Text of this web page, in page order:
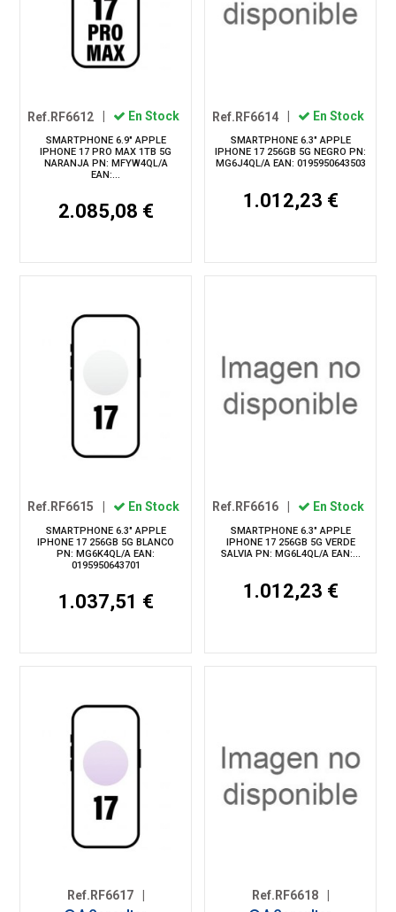
Ref.RF6612 En Stock
SMARTPHONE 6.9" APPLE
IPHONE 17 PRO MAX 1TB 5G
NARANJA PN: MFYW4QL/A
EAN:...
2.085,08 €
Ref.RF6614 En Stock
SMARTPHONE 6.3" APPLE
IPHONE 17 256GB 5G NEGRO PN:
MG6J4QL/A EAN: 0195950643503
1.012,23 €
Ref.RF6615 En Stock
SMARTPHONE 6.3" APPLE
IPHONE 17 256GB 5G BLANCO
PN: MG6K4QL/A EAN:
0195950643701
1.037,51 €
Ref.RF6616 En Stock
SMARTPHONE 6.3" APPLE
IPHONE 17 256GB 5G VERDE
SALVIA PN: MG6L4QL/A EAN:...
1.012,23 €
Ref.RF6617 Ref.RF6618